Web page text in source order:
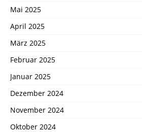
Mai 2025
April 2025
März 2025
Februar 2025
Januar 2025
Dezember 2024
November 2024
Oktober 2024